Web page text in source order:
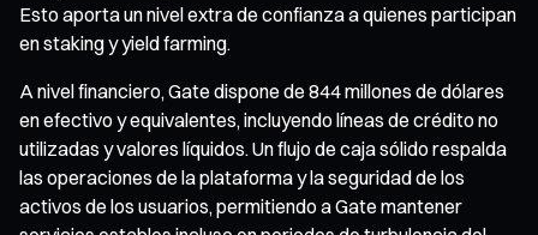
Esto aporta un nivel extra de confianza a quienes participan
en staking y yield farming.
A nivel financiero, Gate dispone de 844 millones de dólares
en efectivo y equivalentes, incluyendo líneas de crédito no
utilizadas y valores líquidos. Un flujo de caja sólido respalda
las operaciones de la plataforma y la seguridad de los
activos de los usuarios, permitiendo a Gate mantener